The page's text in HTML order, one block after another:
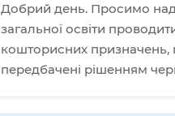
Добрий день. Просимо
загальної освіти
кошторисних призначень,
передбачені рішенням